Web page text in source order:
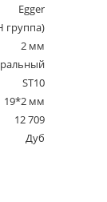
Egger
группа)
2 мм
ST10
19*2 мм
12 709
Дуб